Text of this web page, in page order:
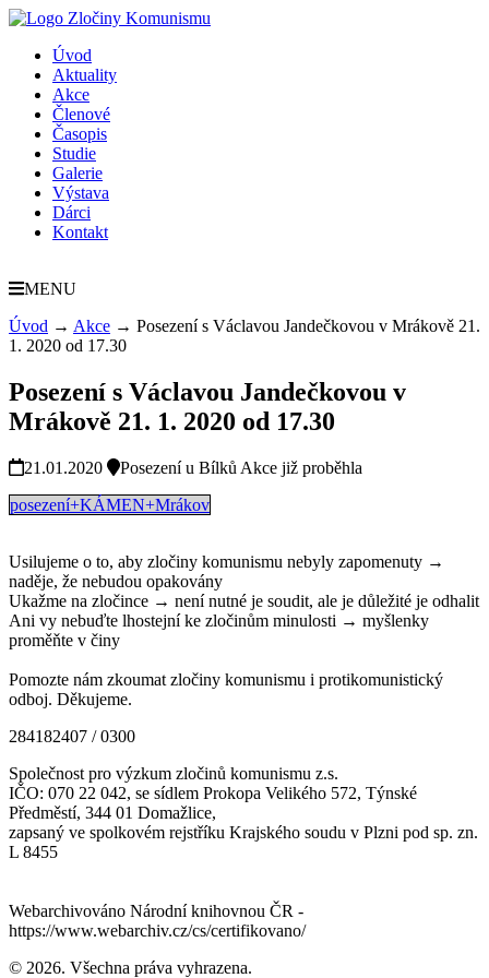
Úvod
Aktuality
Akce
Členové
Časopis
Studie
Galerie
Výstava
Dárci
Kontakt
MENU
Úvod → Akce → Posezení s Václavou Jandečkovou v Mrákově 21.
1. 2020 od 17.30
Posezení s Václavou Jandečkovou v
Mrákově 21. 1. 2020 od 17.30
21.01.2020 Posezení u Bílků Akce již proběhla
posezení+KÁMEN+Mrákov
Usilujeme o to, aby zločiny komunismu nebyly zapomenuty →
naděje, že nebudou opakovány
Ukažme na zločince → není nutné je soudit, ale je důležité je odhalit
Ani vy nebuďte lhostejní ke zločinům minulosti → myšlenky
proměňte v činy
Pomozte nám zkoumat zločiny komunismu i protikomunistický
odboj. Děkujeme.
284182407 / 0300
Společnost pro výzkum zločinů komunismu z.s.
IČO: 070 22 042, se sídlem Prokopa Velikého 572, Týnské
Předměstí, 344 01 Domažlice,
zapsaný ve spolkovém rejstříku Krajského soudu v Plzni pod sp. zn.
L 8455
Webarchivováno Národní knihovnou ČR -
https://www.webarchiv.cz/cs/certifikovano/
© 2026. Všechna práva vyhrazena.